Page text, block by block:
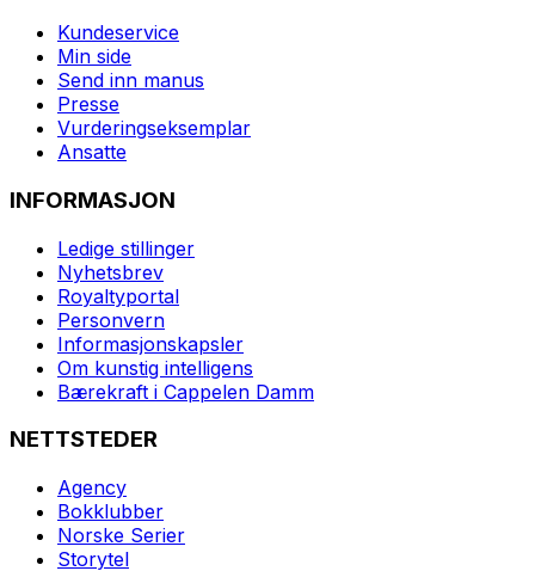
Kundeservice
Min side
Send inn manus
Presse
Vurderingseksemplar
Ansatte
INFORMASJON
Ledige stillinger
Nyhetsbrev
Royaltyportal
Personvern
Informasjonskapsler
Om kunstig intelligens
Bærekraft i Cappelen Damm
NETTSTEDER
Agency
Bokklubber
Norske Serier
Storytel